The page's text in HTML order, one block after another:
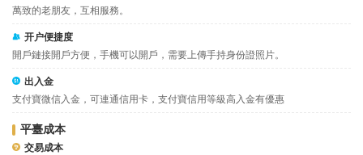
萬致的老朋友，互相服務。
开户便捷度
開戶鏈接開戶方便，手機可以開戶，需要上傳手持身份證照片。
出入金
支付寶微信入金，可連通信用卡，支付寶信用等級高入金有優惠
平臺成本
交易成本